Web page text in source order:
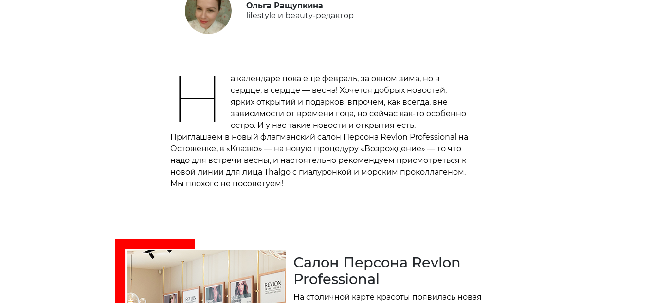
Ольга Ращупкина
lifestyle и beauty-редактор
Н
а календаре пока еще февраль, за окном зима, но в
сердце, в сердце — весна! Хочется добрых новостей,
ярких открытий и подарков, впрочем, как всегда, вне
зависимости от времени года, но сейчас как-то особенно
остро. И у нас такие новости и открытия есть.
Приглашаем в новый флагманский салон Персона Revlon Professional на
Остоженке, в «Клазко» — на новую процедуру «Возрождение» — то что
надо для встречи весны, и настоятельно рекомендуем присмотреться к
новой линии для лица Thalgo с гиалуронкой и морским проколлагеном.
Мы плохого не посоветуем!
Салон Персона Revlon
Professional
На столичной карте красоты появилась новая